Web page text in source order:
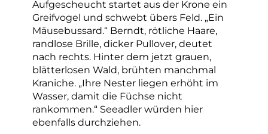
Aufgescheucht startet aus der Krone ein
Greifvogel und schwebt übers Feld. „Ein
Mäusebussard.“ Berndt, rötliche Haare,
randlose Brille, dicker Pullover, deutet
nach rechts. Hinter dem jetzt grauen,
blätterlosen Wald, brühten manchmal
Kraniche. „Ihre Nester liegen erhöht im
Wasser, damit die Füchse nicht
rankommen.“ Seeadler würden hier
ebenfalls durchziehen.